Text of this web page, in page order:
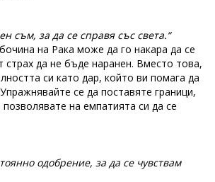
съм, за да се справя със света.“
на Рака може да го накара да се
страх да не бъде наранен. Вместо това,
си като дар, който ви помага да
се да поставяте граници,
на емпатията си да се
одобрение, за да се чувствам